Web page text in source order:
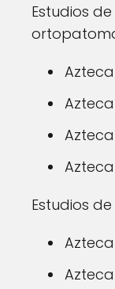
Estudios
Estudios de